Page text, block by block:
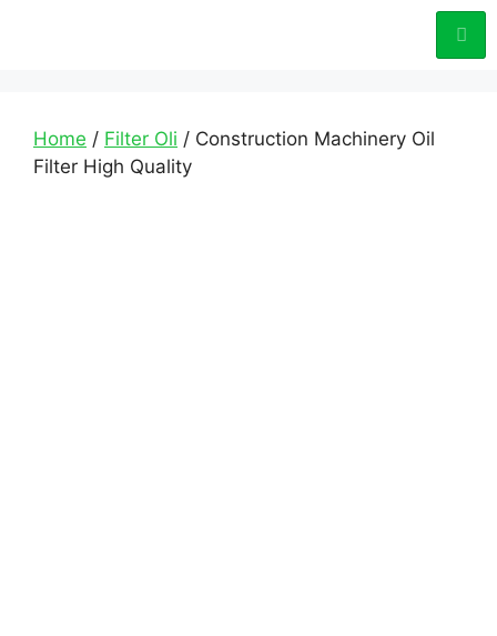
Home / Filter Oli / Construction Machinery Oil
Filter High Quality